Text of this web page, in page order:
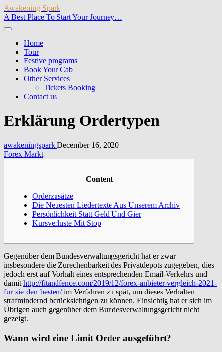
Awakening Spark
A Best Place To Start Your Journey…
Home
Tour
Festive programs
Book Your Cab
Other Services
Tickets Booking
Contact us
Erklärung Ordertypen
awakeningspark December 16, 2020
Forex Markt
Content
Orderzusätze
Die Neuesten Liedertexte Aus Unserem Archiv
Persönlichkeit Statt Geld Und Gier
Kursverluste Mit Stop
Gegenüber dem Bundesverwaltungsgericht hat er zwar
insbesondere die Zurechenbarkeit des Privatdepots zugegeben, dies
jedoch erst auf Vorhalt eines entsprechenden Email-Verkehrs und
damit http://fitandfence.com/2019/12/forex-anbieter-vergleich-2021-
fur-sie-den-besten/im Verfahren zu spät, um dieses Verhalten
strafmindernd berücksichtigen zu können. Einsichtig hat er sich im
Übrigen auch gegenüber dem Bundesverwaltungsgericht nicht
gezeigt.
Wann wird eine Limit Order ausgeführt?